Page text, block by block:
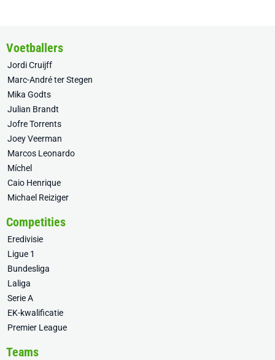
Voetballers
Jordi Cruijff
Marc-André ter Stegen
Mika Godts
Julian Brandt
Jofre Torrents
Joey Veerman
Marcos Leonardo
Míchel
Caio Henrique
Michael Reiziger
Competities
Eredivisie
Ligue 1
Bundesliga
Laliga
Serie A
EK-kwalificatie
Premier League
Teams